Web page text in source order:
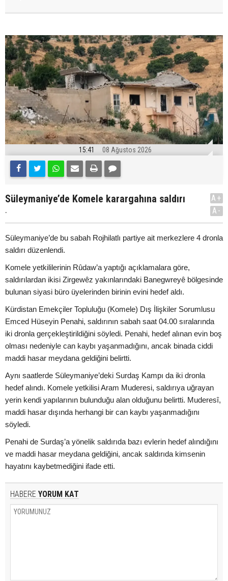
15:41 08 Ağustos 2026
Süleymaniye’de Komele karargahına saldırı
.
A+
A-
Süleymaniye’de bu sabah Rojhilatlı partiye ait merkezlere 4 dronla
saldırı düzenlendi.
Komele yetkililerinin Rûdaw’a yaptığı açıklamalara göre,
saldırılardan ikisi Zirgewêz yakınlarındaki Banegwreyê bölgesinde
bulunan siyasi büro üyelerinden birinin evini hedef aldı.
Kürdistan Emekçiler Topluluğu (Komele) Dış İlişkiler Sorumlusu
Emced Hüseyin Penahi, saldırının sabah saat 04.00 sıralarında
iki dronla gerçekleştirildiğini söyledi. Penahi, hedef alınan evin boş
olması nedeniyle can kaybı yaşanmadığını, ancak binada ciddi
maddi hasar meydana geldiğini belirtti.
Aynı saatlerde Süleymaniye’deki Surdaş Kampı da iki dronla
hedef alındı. Komele yetkilisi Aram Muderesi, saldırıya uğrayan
yerin kendi yapılarının bulunduğu alan olduğunu belirtti. Muderesî,
maddi hasar dışında herhangi bir can kaybı yaşanmadığını
söyledi.
Penahi de Surdaş’a yönelik saldırıda bazı evlerin hedef alındığını
ve maddi hasar meydana geldiğini, ancak saldırıda kimsenin
hayatını kaybetmediğini ifade etti.
HABERE YORUM KAT